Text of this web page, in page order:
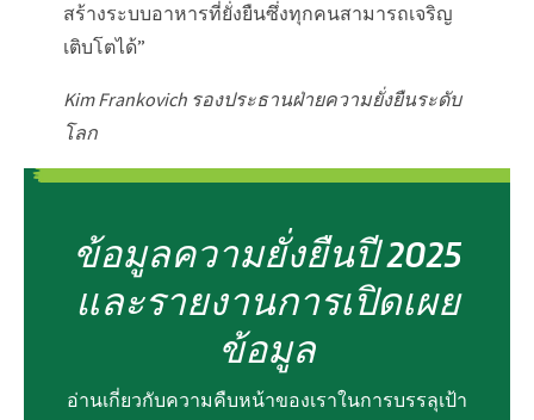
สร้างระบบอาหารที่ยั่งยืนซึ่งทุกคนสามารถเจริญ
เติบโตได้”
Kim Frankovich รองประธานฝ่ายความยั่งยืนระดับ
โลก
ข้อมูลความยั่งยืนปี 2025
และรายงานการเปิดเผย
ข้อมูล
อ่านเกี่ยวกับความคืบหน้าของเราในการบรรลุเป้า